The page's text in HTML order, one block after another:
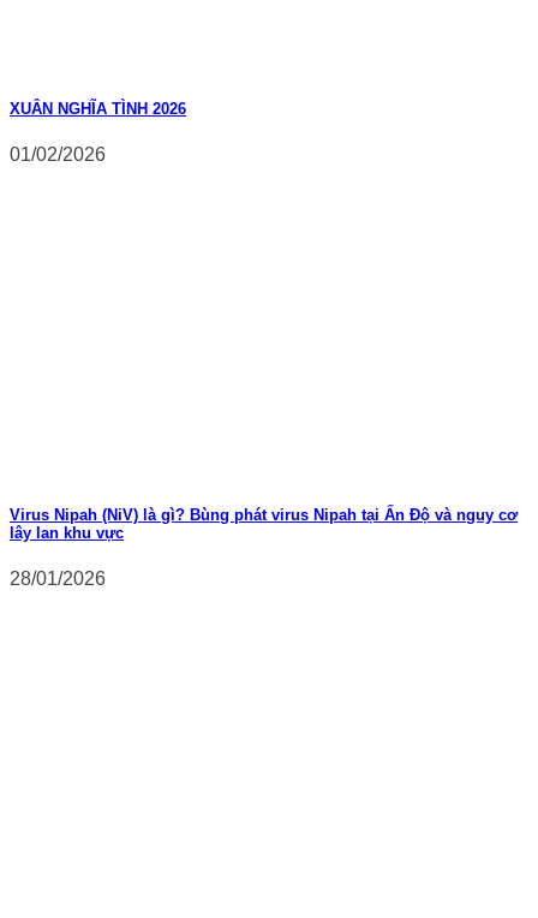
XUÂN NGHĨA TÌNH 2026
01/02/2026
Virus Nipah (NiV) là gì? Bùng phát virus Nipah tại Ấn Độ và nguy cơ
lây lan khu vực
28/01/2026